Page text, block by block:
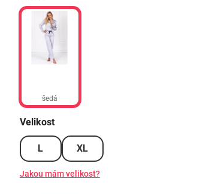
šedá
Velikost
L XL
Jakou mám velikost?